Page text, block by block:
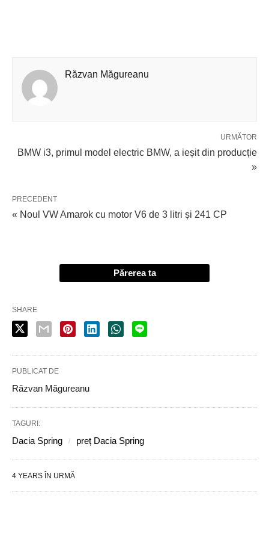
Răzvan Măgureanu
URMĂTOR
BMW i3, primul model electric BMW, a ieșit din producție
»
PRECEDENT
« Noul VW Amarok cu motor V6 de 3 litri și 241 CP
Părerea ta
SHARE
PUBLICAT DE
Răzvan Măgureanu
TAGURI:
Dacia Spring preț Dacia Spring
4 YEARS ÎN URMĂ